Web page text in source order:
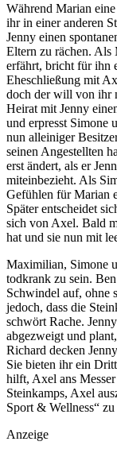
Während Marian
ihr in einer anderen
Jenny einen
Eltern zu rächen. Als
erfährt, bricht für ihn
Eheschließung mit
doch der will von ihr
Heirat mit Jenny
und erpresst Simone
nun alleiniger
seinen Angestellten
erst ändert, als er
miteinbezieht. Als
Gefühlen für Marian
Später entscheidet
sich von Axel. Bald
hat und sie nun mit
Maximilian, Simone
todkrank zu sein.
Schwindel auf, ohne
jedoch, dass die
schwört Rache.
abgezweigt und
Richard decken
Sie bieten ihr ein
hilft, Axel ans
Steinkamps, Axel
Sport & Wellness“
Anzeige